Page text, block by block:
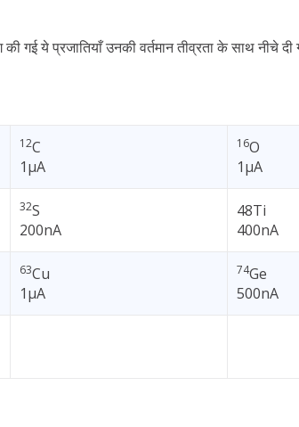
गई ये प्रजातियाँ उनकी वर्तमान तीव्रता के साथ नीचे दी
12C
1µA
16O
1µA
32S
200nA
48Ti
400nA
63Cu
1µA
74Ge
500nA